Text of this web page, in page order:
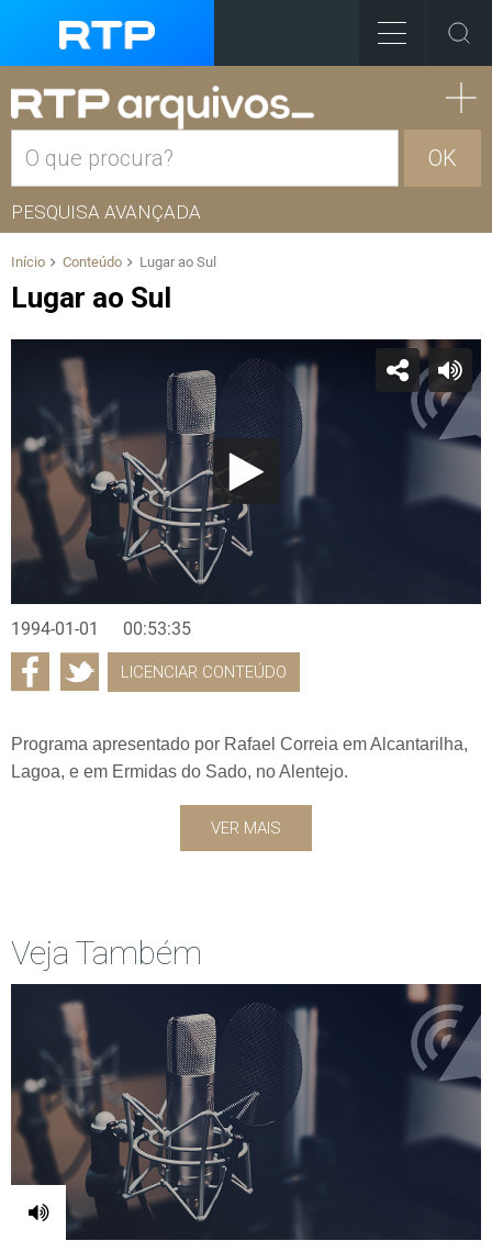
OK
PESQUISA AVANÇADA
Início Conteúdo Lugar ao Sul
Lugar ao Sul
1994-01-01 00:53:35
LICENCIAR CONTEÚDO
Programa apresentado por Rafael Correia em Alcantarilha,
Lagoa, e em Ermidas do Sado, no Alentejo.
VER MAIS
Veja Também